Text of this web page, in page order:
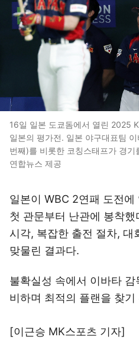
16일 일본 도쿄돔에서 열린 2025
일본의 평가전. 일본 야구대표팀
번째)를 비롯한 코칭스태프가 경
연합뉴스 제공
일본이 WBC 2연패 도전
첫 관문부터 난관에 봉착
시각, 복잡한 출전 절차, 대
맞물린 결과다.
불확실성 속에서 이바타
비하며 최적의 플랜을 찾
[이근승 MK스포츠 기자]